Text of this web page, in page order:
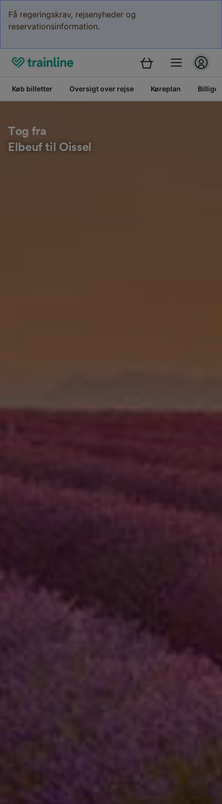
Få regeringskrav, rejsenyheder og
reservationsinformation.
Køb billetter Oversigt over rejse Køreplan Billige
Tog fra
Elbeuf til Oissel